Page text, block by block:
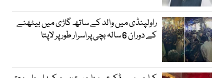
راولپنڈی میں والد کے ساتھ گاڑی میں بیٹھنے
کے دوران 6 سالہ بچی پراسرار طور پر لاپتا